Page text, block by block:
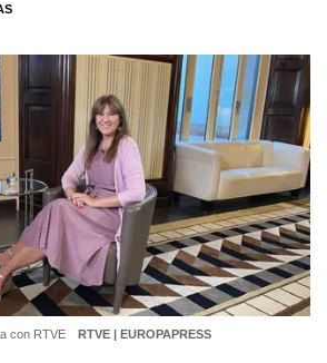
con RTVE RTVE | EUROPAPRESS